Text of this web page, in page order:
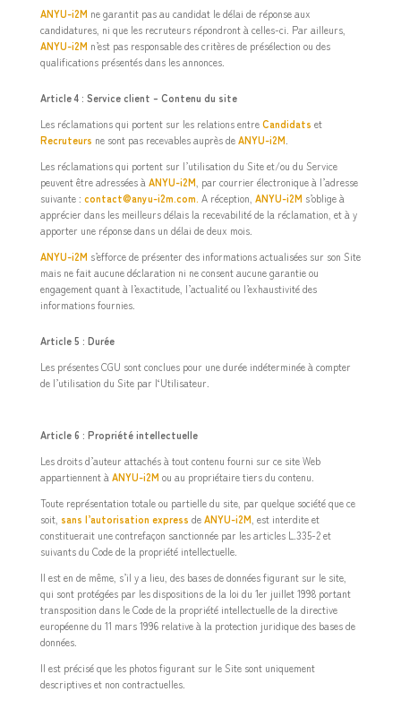
ANYU-i2M ne garantit pas au candidat le délai de réponse aux
candidatures, ni que les recruteurs répondront à celles-ci. Par ailleurs,
ANYU-i2M n’est pas responsable des critères de présélection ou des
qualifications présentés dans les annonces.
Article 4 : Service client – Contenu du site
Les réclamations qui portent sur les relations entreCandidats et
Recruteurs ne sont pas recevables auprès deANYU-i2M
Les réclamations qui portent sur l’utilisation du Site et/ou du Service
peuvent être adressées à ANYU-i2M , par courrier électronique à l’adresse
suivante : contact@anyu-i2m.com. A réception, ANYU-i2M s’oblige à
apprécier dans les meilleurs délais la recevabilité de la réclamation, et à y
apporter une réponse dans un délai de deux mois.
ANYU-i2M s’efforce de présenter des informations actualisées sur son Site
mais ne fait aucune déclaration ni ne consent aucune garantie ou
engagement quant à l’exactitude, l’actualité ou l’exhaustivité des
informations fournies.
Article 5 : Durée
Les présentes CGU sont conclues pour une durée indéterminée à compter
de l’utilisation du Site par l‘Utilisateur.
Article 6 : Propriété intellectuelle
Les droits d’auteur attachés à tout contenu fourni sur ce site Web
appartiennent à ANYU-i2M ou au propriétaire tiers du contenu.
Toute représentation totale ou partielle du site, par quelque société que ce
soit, sans l’autorisation express deANYU-i2M , est interdite et
constituerait une contrefaçon sanctionnée par les articles L.335-2 et
suivants du Code de la propriété intellectuelle.
Il est en de même, s’il y a lieu, des bases de données figurant sur le site,
qui sont protégées par les dispositions de la loi du 1er juillet 1998 portant
transposition dans le Code de la propriété intellectuelle de la directive
européenne du 11 mars 1996 relative à la protection juridique des bases de
données.
Il est préciséque les photos figurant sur le Site sont uniquement
descriptives et non contractuelles.